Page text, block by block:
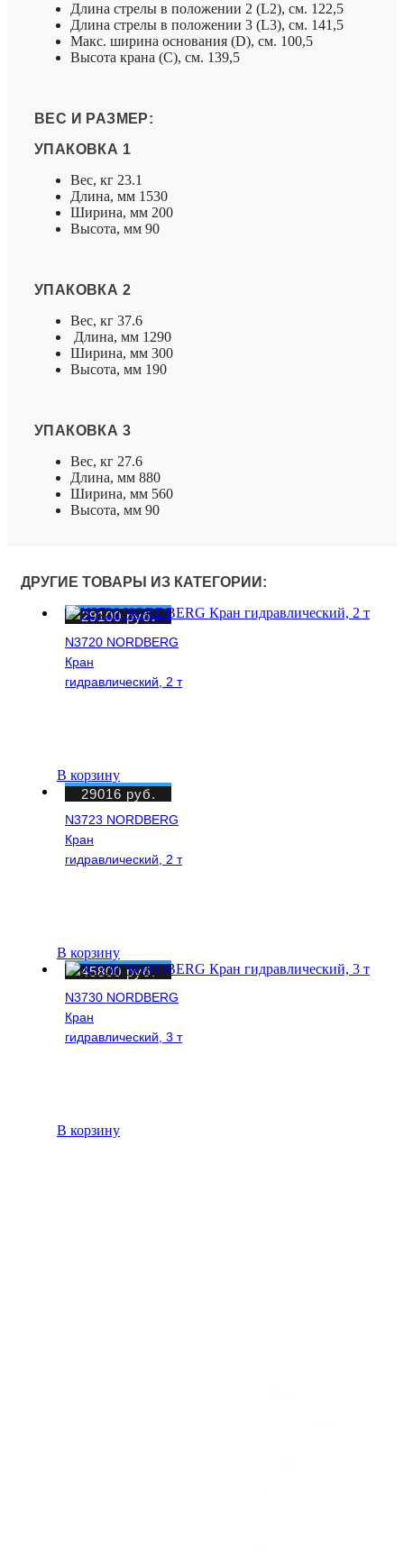
Длина стрелы в положении 2 (L2), см. 122,5
Длина стрелы в положении 3 (L3), см. 141,5
Макс. ширина основания (D), см. 100,5
Высота крана (C), см. 139,5
ВЕС И РАЗМЕР:
УПАКОВКА 1
Вес, кг 23.1
Длина, мм 1530
Ширина, мм 200
Высота, мм 90
УПАКОВКА 2
Вес, кг 37.6
Длина, мм 1290
Ширина, мм 300
Высота, мм 190
УПАКОВКА 3
Вес, кг 27.6
Длина, мм 880
Ширина, мм 560
Высота, мм 90
ДРУГИЕ ТОВАРЫ ИЗ КАТЕГОРИИ:
N3720 NORDBERG
Кран
гидравлический, 2 т
29100руб.
В корзину
N3723 NORDBERG
Кран
гидравлический, 2 т
29016 руб.
В корзину
N3730 NORDBERG
Кран
гидравлический, 3 т
45800руб.
В корзину